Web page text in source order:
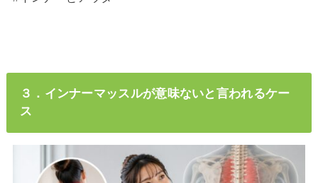
３．インナーマッスルが意味ないと言われるケー
ス